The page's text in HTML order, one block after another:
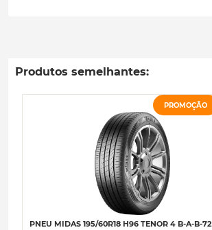
Produtos semelhantes:
PROMOÇÃO
PNEU MIDAS 195/60R18 H96 TENOR 4 B-A-B-72